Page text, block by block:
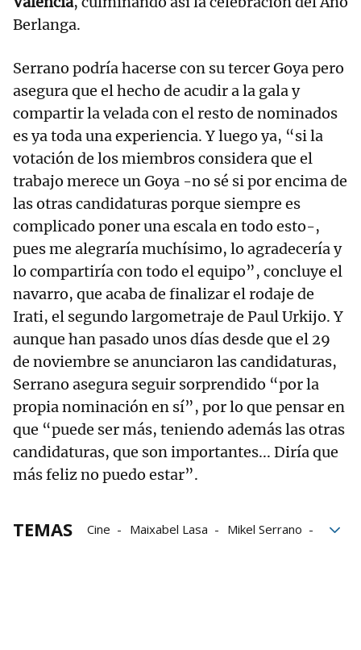
Berlanga.
Serrano podría hacerse con su tercer Goya pero
asegura que el hecho de acudir a la gala y
compartir la velada con el resto de nominados
es ya toda una experiencia. Y luego ya, “si la
votación de los miembros considera que el
trabajo merece un Goya -no sé si por encima de
las otras candidaturas porque siempre es
complicado poner una escala en todo esto-,
pues me alegraría muchísimo, lo agradecería y
lo compartiría con todo el equipo”, concluye el
navarro, que acaba de finalizar el rodaje de
Irati, el segundo largometraje de Paul Urkijo. Y
aunque han pasado unos días desde que el 29
de noviembre se anunciaron las candidaturas,
Serrano asegura seguir sorprendido “por la
propia nominación en sí”, por lo que pensar en
que “puede ser más, teniendo además las otras
candidaturas, que son importantes... Diría que
más feliz no puedo estar”.
TEMAS Cine Maixabel Lasa
Mikel Serrano